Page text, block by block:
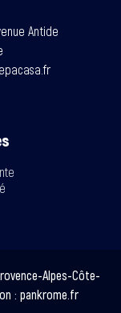
Antide
Alpes-Côte-
: pankrome.fr